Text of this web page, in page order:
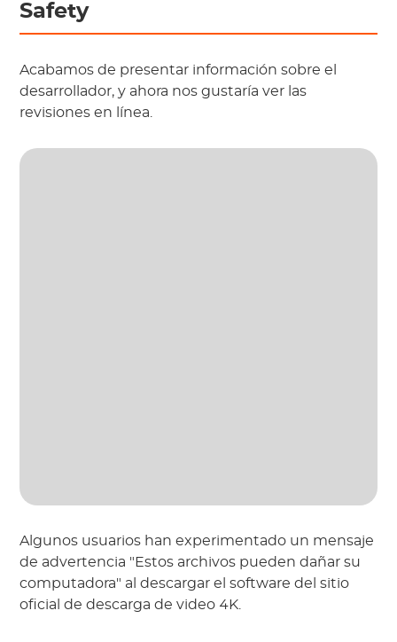
Safety
Acabamos de presentar información sobre el
desarrollador, y ahora nos gustaría ver las
revisiones en línea.
Algunos usuarios han experimentado un mensaje
de advertencia "Estos archivos pueden dañar su
computadora" al descargar el software del sitio
oficial de descarga de video 4K.